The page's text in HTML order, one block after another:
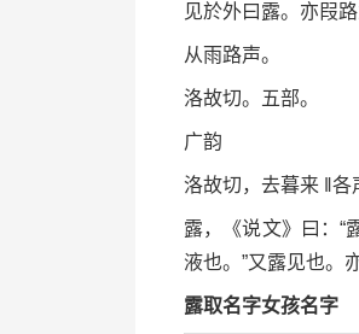
见於外曰露。亦叚
从雨路声。
洛故切。五部。
广韵
洛故切，去暮来 ‖各
露，《说文》曰：“
液也。”又露见也。
露取名字女孩名字